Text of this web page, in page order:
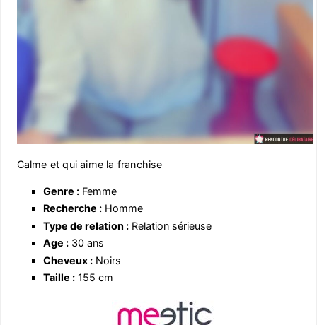
Calme et qui aime la franchise
Genre :Femme
Recherche :Homme
Type de relation :Relation sérieuse
Age :30 ans
Cheveux :Noirs
Taille :155 cm